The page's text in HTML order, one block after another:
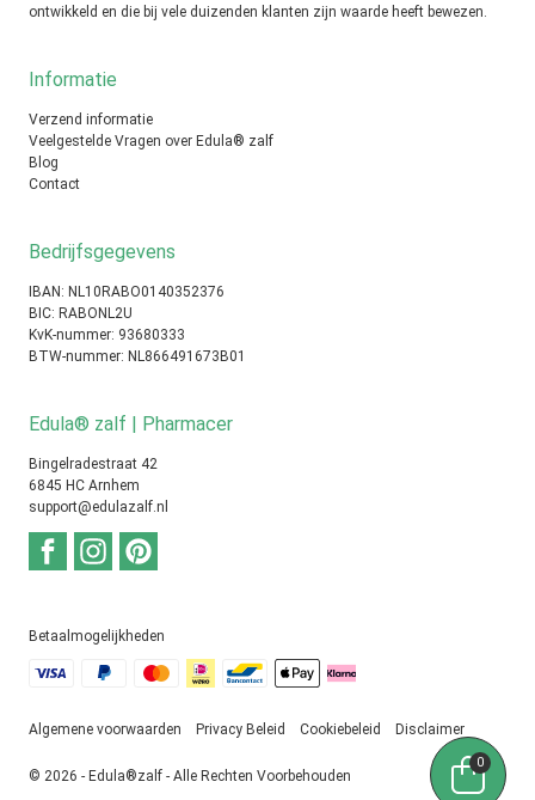
ontwikkeld en die bij vele duizenden klanten zijn waarde heeft bewezen.
Informatie
Verzend informatie
Veelgestelde Vragen over Edula® zalf
Blog
Contact
Bedrijfsgegevens
IBAN: NL10RABO0140352376
BIC: RABONL2U
KvK-nummer: 93680333
BTW-nummer: NL866491673B01
Edula® zalf | Pharmacer
Bingelradestraat 42
6845 HC Arnhem
support@edulazalf.nl
Betaalmogelijkheden
© 2026 - Edula®zalf - Alle Rechten Voorbehouden
Algemene voorwaarden Privacy Beleid Cookiebeleid Disclaimer
0